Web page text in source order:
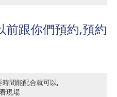
前跟你們預約,預約
間能配合就可以,
現場